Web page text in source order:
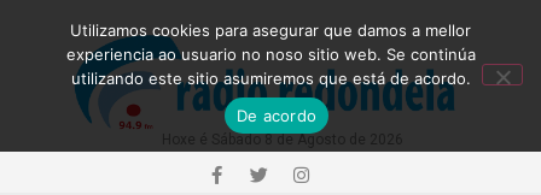
Utilizamos cookies para asegurar que damos a mellor
experiencia ao usuario no noso sitio web. Se continúa
utilizando este sitio asumiremos que está de acordo.
De acordo